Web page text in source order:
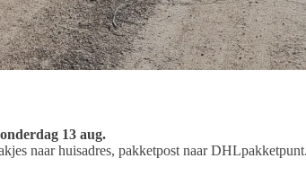
13 aug.
naar huisadres, pakketpost naar DHLpakketpunt.